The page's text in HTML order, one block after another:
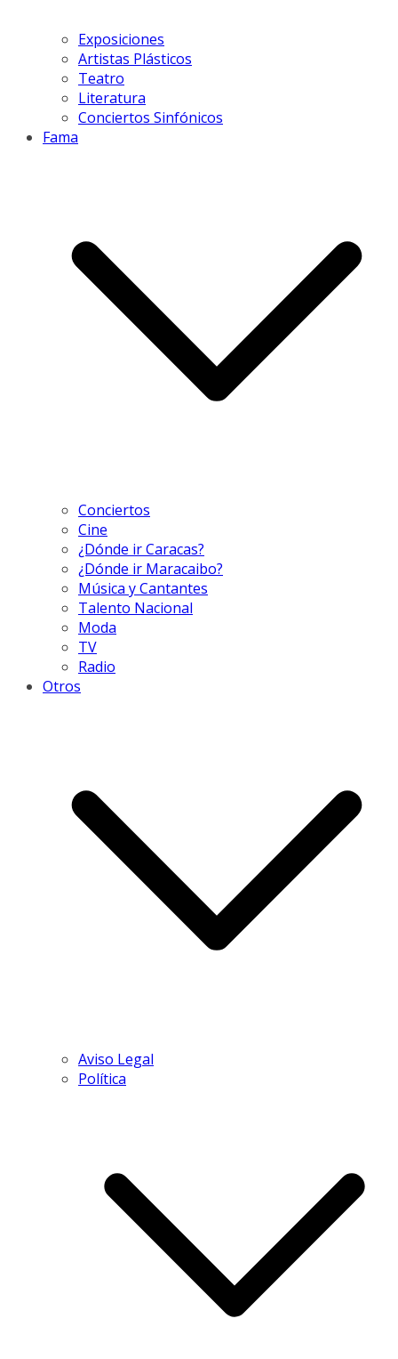
Exposiciones
Artistas Plásticos
Teatro
Literatura
Conciertos Sinfónicos
Fama
Conciertos
Cine
¿Dónde ir Caracas?
¿Dónde ir Maracaibo?
Música y Cantantes
Talento Nacional
Moda
TV
Radio
Otros
Aviso Legal
Política